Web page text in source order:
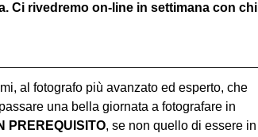
Ci rivedremo on-line in settimana con chi
al fotografo più avanzato ed esperto, che
una bella giornata a fotografare in
PREREQUISITO, se non quello di essere in